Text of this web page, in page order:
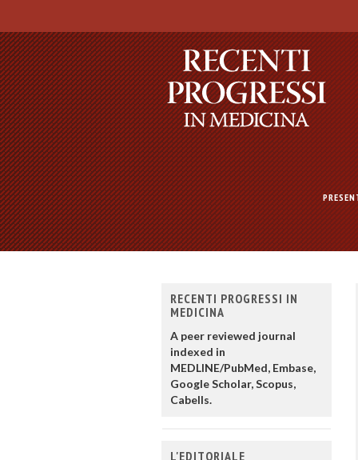
RECENTI PROGRESSI IN
MEDICINA
A peer reviewed journal
indexed in
MEDLINE/PubMed, Embase,
Google Scholar, Scopus,
Cabells.
L'EDITORIALE